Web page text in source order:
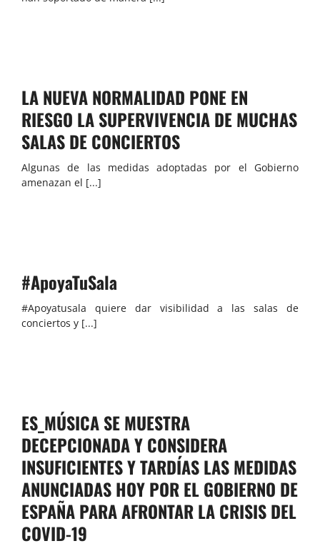
LA NUEVA NORMALIDAD PONE EN
RIESGO LA SUPERVIVENCIA DE MUCHAS
SALAS DE CONCIERTOS
Algunas de las medidas adoptadas por el Gobierno
amenazan el [...]
#ApoyaTuSala
#Apoyatusala quiere dar visibilidad a las salas de
conciertos y [...]
ES_MÚSICA SE MUESTRA
DECEPCIONADA Y CONSIDERA
INSUFICIENTES Y TARDÍAS LAS MEDIDAS
ANUNCIADAS HOY POR EL GOBIERNO DE
ESPAÑA PARA AFRONTAR LA CRISIS DEL
COVID-19